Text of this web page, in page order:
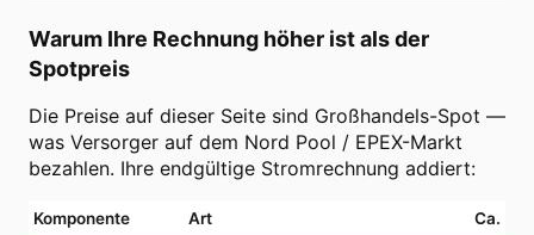
Warum Ihre Rechnung höher ist als der
Spotpreis
Die Preise auf dieser Seite sind Großhandels-Spot —
was Versorger auf dem Nord Pool / EPEX-Markt
bezahlen. Ihre endgültige Stromrechnung addiert:
Komponente Art Ca.